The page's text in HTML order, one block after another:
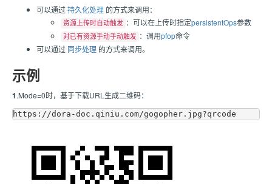
可以通过持久化处理 的方式来调用：
资源上传时自动触发 ：可以在上传时指定persistentOps参数
对已有资源手动手动触发 ：调用pfop命令
可以通过 同步处理 的方式来调用。
示例
1.Mode=0时，基于下载URL生成二维码：